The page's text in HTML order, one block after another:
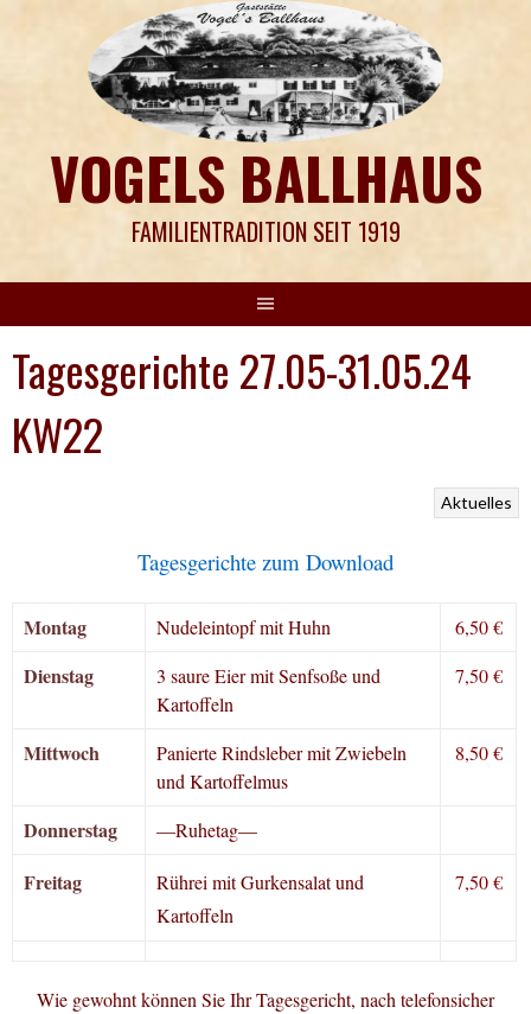
VOGELS BALLHAUS
FAMILIENTRADITION SEIT 1919
Tagesgerichte 27.05-31.05.24
KW22
Aktuelles
Tagesgerichte zum Download
Montag Nudeleintopf mit Huhn 6,50 €
Dienstag
3 saure Eier mit Senfsoße und
Kartoffeln
7,50 €
Mittwoch
Panierte Rindsleber mit Zwiebeln
und Kartoffelmus
8,50 €
Donnerstag —Ruhetag—
Freitag
Rührei mit Gurkensalat und
Kartoffeln
7,50 €
Wie gewohnt können Sie Ihr Tagesgericht, nach telefonsicher